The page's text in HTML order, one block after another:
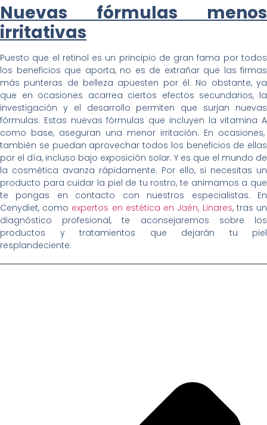
Nuevas fórmulas menos
irritativas
Puesto que el retinol es un principio de gran fama por todos
los beneficios que aporta, no es de extrañar que las firmas
más punteras de belleza apuesten por él. No obstante, ya
que en ocasiones acarrea ciertos efectos secundarios, la
investigación y el desarrollo permiten que surjan nuevas
fórmulas. Estas nuevas fórmulas que incluyen la vitamina A
como base, aseguran una menor irritación. En ocasiones,
también se puedan aprovechar todos los beneficios de ellas
por el día, incluso bajo exposición solar. Y es que el mundo de
la cosmética avanza rápidamente. Por ello, si necesitas un
producto para cuidar la piel de tu rostro, te animamos a que
te pongas en contacto con nuestros especialistas. En
Cenydiet, como expertos en estética en Jaén, Linares, tras un
diagnóstico profesional, te aconsejaremos sobre los
productos y tratamientos que dejarán tu piel
resplandeciente.